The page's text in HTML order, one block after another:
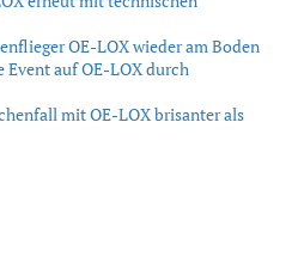
OE-LOX wieder am Boden
auf OE-LOX durch
mit OE-LOX brisanter als